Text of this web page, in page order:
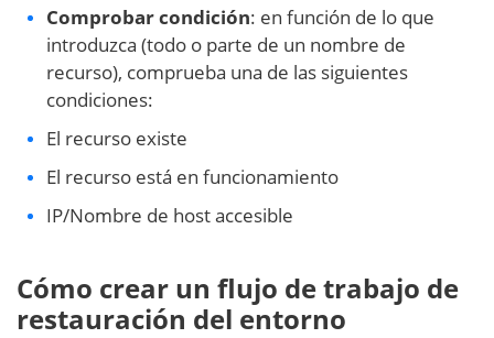
Comprobar condición: en función de lo que
introduzca (todo o parte de un nombre de
recurso), comprueba una de las siguientes
condiciones:
El recurso existe
El recurso está en funcionamiento
IP/Nombre de host accesible
Cómo crear un flujo de trabajo de
restauración del entorno